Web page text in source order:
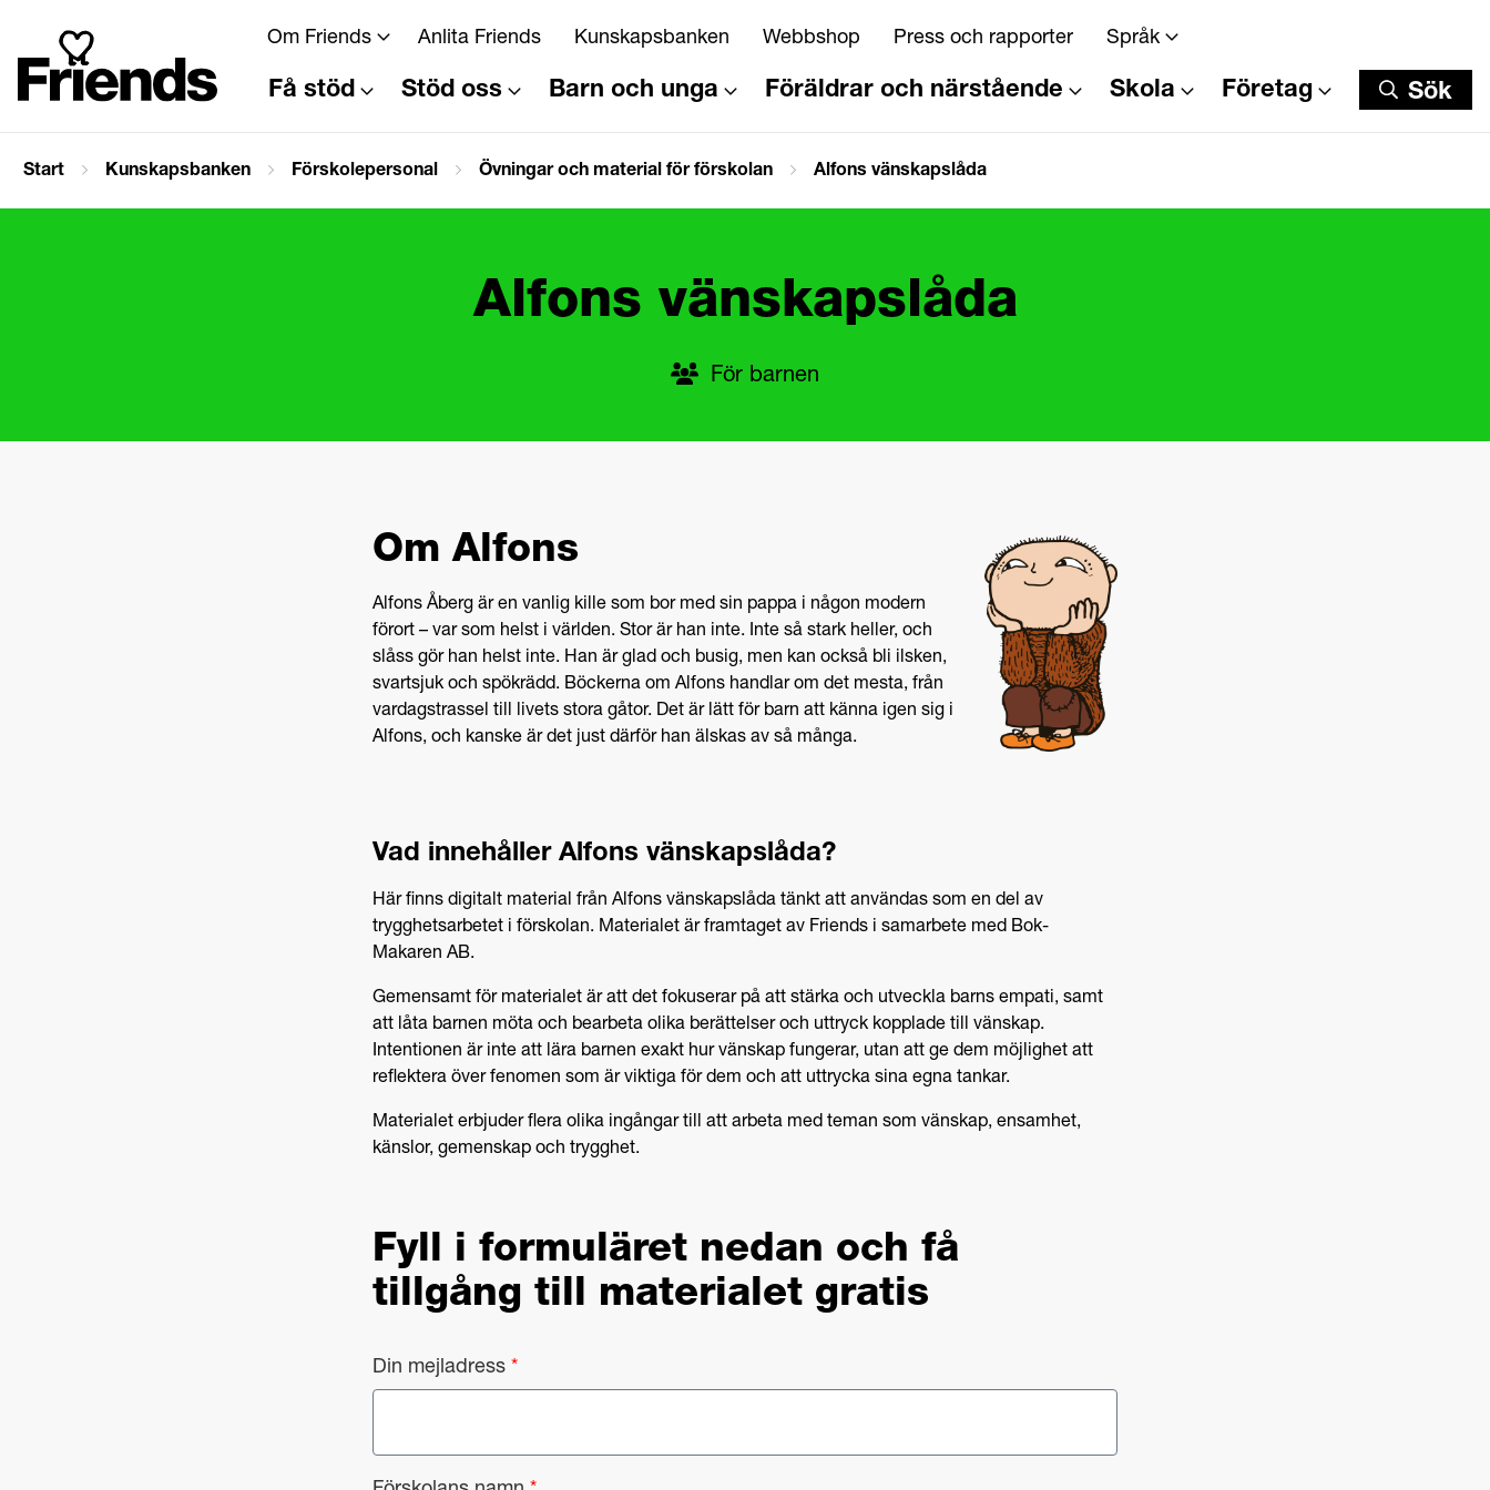
Om Friends Anlita Friends Kunskapsbanken Webbshop Press och rapporter Språk
Få stöd Stöd oss Barn och unga Föräldrar och närstående Skola Företag Sök
Sök
Start Kunskapsbanken Förskolepersonal Övningar och material för förskolan Alfons vänskapslåda
Alfons vänskapslåda
För barnen
Om Alfons
Alfons Åberg är en vanlig kille som bor med sin pappa i någon modern
förort – var som helst i världen. Stor är han inte. Inte så stark heller, och
slåss gör han helst inte. Han är glad och busig, men kan också bli ilsken,
svartsjuk och spökrädd. Böckerna om Alfons handlar om det mesta, från
vardagstrassel till livets stora gåtor. Det är lätt för barn att känna igen sig i
Alfons, och kanske är det just därför han älskas av så många.
Vad innehåller Alfons vänskapslåda?
Här finns digitalt material från Alfons vänskapslåda tänkt att användas som en del av
trygghetsarbetet i förskolan. Materialet är framtaget av Friends i samarbete med Bok-
Makaren AB.
Gemensamt för materialet är att det fokuserar på att stärka och utveckla barns empati, samt
att låta barnen möta och bearbeta olika berättelser och uttryck kopplade till vänskap.
Intentionen är inte att lära barnen exakt hur vänskap fungerar, utan att ge dem möjlighet att
reflektera över fenomen som är viktiga för dem och att uttrycka sina egna tankar.
Materialet erbjuder flera olika ingångar till att arbeta med teman som vänskap, ensamhet,
känslor, gemenskap och trygghet.
Fyll i formuläret nedan och få
tillgång till materialet gratis
Din mejladress *